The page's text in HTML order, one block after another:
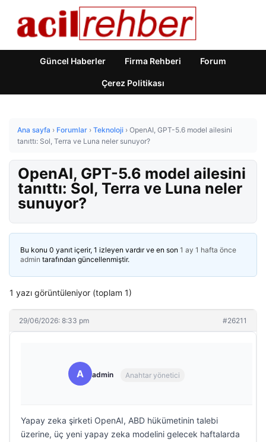
Güncel Haberler Firma Rehberi Forum
Çerez Politikası
Ana sayfa › Forumlar › Teknoloji › OpenAI, GPT-5.6 model ailesini
tanıttı: Sol, Terra ve Luna neler sunuyor?
OpenAI, GPT-5.6 model ailesini
tanıttı: Sol, Terra ve Luna neler
sunuyor?
Bu konu 0 yanıt içerir, 1 izleyen vardır ve en son 1 ay 1 hafta önce
admin tarafından güncellenmiştir.
1 yazı görüntüleniyor (toplam 1)
29/06/2026: 8:33 pm #26211
A admin Anahtar yönetici
Yapay zeka şirketi OpenAI, ABD hükümetinin talebi
üzerine, üç yeni yapay zeka modelini gelecek haftalarda